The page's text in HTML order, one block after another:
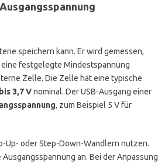
speichern kann. Er wird gemessen,
festgelegte Mindestspannung
Zelle. Die Zelle hat eine typische
3,7 Vnominal. Der USB-Ausgang einer
, zum Beispiel 5 V für
Up- oder Step-Down-Wandlern nutzen.
an. Bei der Anpassung